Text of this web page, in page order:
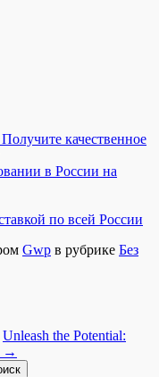
качественное
в России на
по всей России
Gwp в рубрике Без
Unleash the Potential:
→